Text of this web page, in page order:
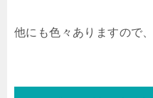
他にも色々ありますので